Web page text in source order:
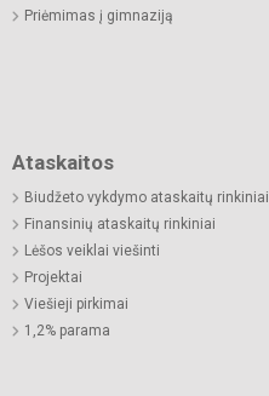
Priėmimas į gimnaziją
Ataskaitos
Biudžeto vykdymo ataskaitų rinkiniai
Finansinių ataskaitų rinkiniai
Lėšos veiklai viešinti
Projektai
Viešieji pirkimai
1,2% parama